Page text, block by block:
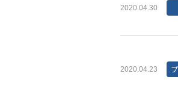
2020.04.30
2020.04.23